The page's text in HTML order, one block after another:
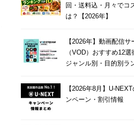
回・送料込・月々でコ
は？【2026年】
【2026年】動画配信サ
（VOD）おすすめ12選
ジャンル別・目的別ラ
【2026年8月】U-
ンペーン・割引情報